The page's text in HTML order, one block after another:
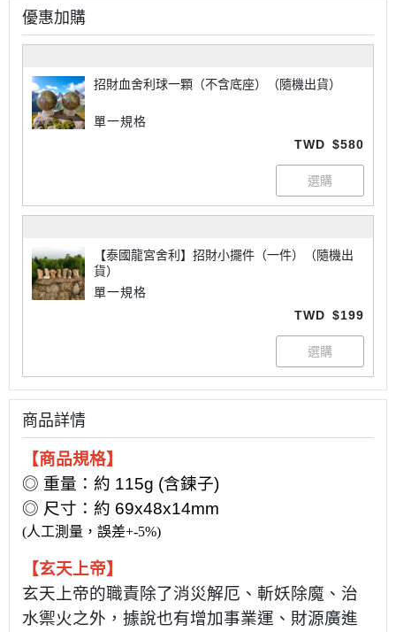
優惠加購
招財血舍利球一顆（不含底座）（隨機出貨）
單一規格
TWD $580
【泰國龍宮舍利】招財小擺件（一件）（隨機出
貨）
單一規格
TWD $199
商品詳情
【商品規格】
◎ 重量：約 115g (含鍊子)
◎ 尺寸：約 69x48x14mm
(人工測量，誤差+-5%)
【玄天上帝】
玄天上帝的職責除了消災解厄、斬妖除魔、治
水禦火之外，據說也有增加事業運、財源廣進